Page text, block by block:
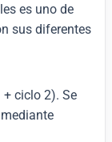
es uno de
sus diferentes
ciclo 2). Se